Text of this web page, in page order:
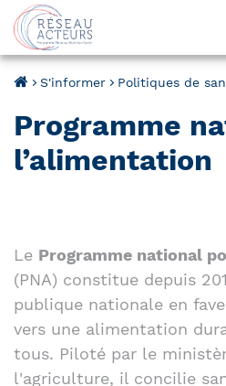
S'informer Politiques de
Programme
l’alimentation
Le Programme national
(PNA) constitue depuis
publique nationale en
vers une alimentation
tous. Piloté par le
l'agriculture, il concilie